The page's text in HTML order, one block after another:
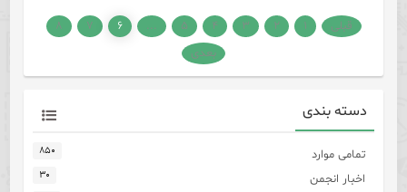
قبلی ۱ ۲ ۳ ۴ ۵ ... ۶ ۷
۸
بعدی
دسته بندی
تمامی موارد ۸۵۰
اخبار انجمن ۳۰